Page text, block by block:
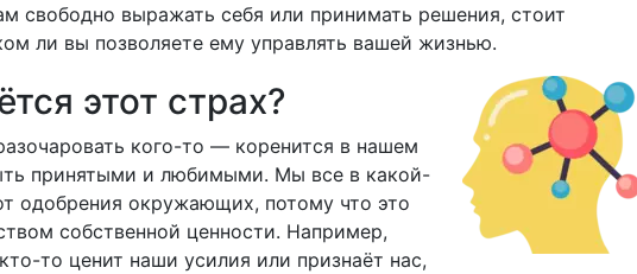
свободно выражать себя или принимать решения, стоит
ли вы позволяете ему управлять вашей жизнью.
этот страх?
кого-то — коренится в нашем
принятыми и любимыми. Мы все в какой-
одобрения окружающих, потому что это
собственной ценности. Например,
то ценит наши усилия или признаёт нас,